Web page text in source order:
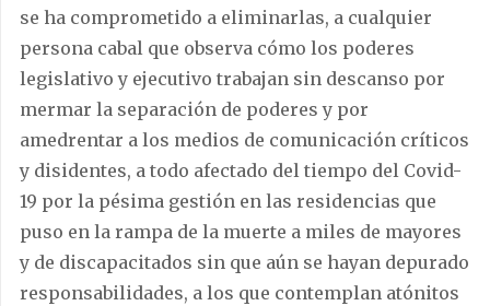
se ha comprometido a eliminarlas, a cualquier
persona cabal que observa cómo los poderes
legislativo y ejecutivo trabajan sin descanso por
mermar la separación de poderes y por
amedrentar a los medios de comunicación críticos
y disidentes, a todo afectado del tiempo del Covid-
19 por la pésima gestión en las residencias que
puso en la rampa de la muerte a miles de mayores
y de discapacitados sin que aún se hayan depurado
responsabilidades, a los que contemplan atónitos